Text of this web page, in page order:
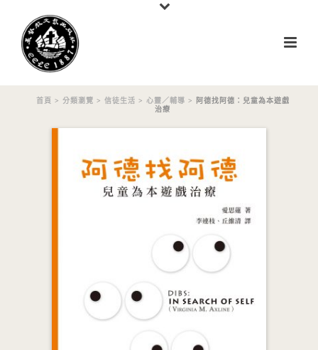
首頁 > 分類瀏覽 > 信徒生活 > 心靈／輔導 > 阿德找阿德：兒童為本遊戲
治療